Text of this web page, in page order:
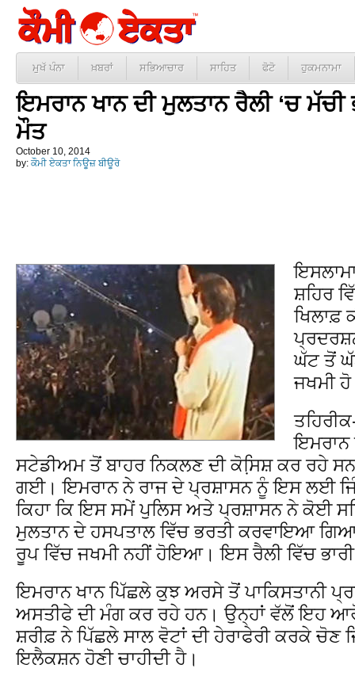
ਮੁਖੱ ਪੰਨਾ ਖ਼ਬਰਾਂ ਸਭਿਆਚਾਰ ਸਾਹਿਤ ਫੋਟੋ ਹੁਕਮਨਾਮਾ
ਇਮਰਾਨ ਖਾਨ ਦੀ ਮੁਲਤਾਨ ਰੈਲੀ ‘ਚ
ਮੌਤ
October 10, 2014
by: ਕੌਮੀ ਏਕਤਾ ਨਿਊਜ਼ ਬੀਊਰੋ
ਸ਼ਹਿਰ
ਖਿਲਾਫ਼
ਘੱਟ ਤੋਂ
ਜਖਮੀ
ਇਮਰਾਨ
ਸਟੇਡੀਅਮ ਤੋਂ ਬਾਹਰ ਨਿਕਲਣ ਦੀ ਕੋਸਿ਼ਸ਼ ਕਰ ਰਹੇ
ਗਈ। ਇਮਰਾਨ ਨੇ ਰਾਜ ਦੇ ਪ੍ਰਸ਼ਾਸਨ ਨੂੰ ਇਸ ਲਈ
ਕਿਹਾ ਕਿ ਇਸ ਸਮੇਂ ਪੁਲਿਸ ਅਤੇ ਪ੍ਰਸ਼ਾਸਨ ਨੇ ਕੋਈ
ਮੁਲਤਾਨ ਦੇ ਹਸਪਤਾਲ ਵਿੱਚ ਭਰਤੀ ਕਰਵਾਇਆ
ਰੂਪ ਵਿੱਚ ਜਖਮੀ ਨਹੀਂ ਹੋਇਆ। ਇਸ ਰੈਲੀ ਵਿੱਚ
ਇਮਰਾਨ ਖਾਨ ਪਿੱਛਲੇ ਕੁਝ ਅਰਸੇ ਤੋਂ ਪਾਕਿਸਤਾਨੀ
ਅਸਤੀਫੇ ਦੀ ਮੰਗ ਕਰ ਰਹੇ ਹਨ। ਉਨ੍ਹਾਂ ਵੱਲੋਂ ਇਹ
ਸ਼ਰੀਫ਼ ਨੇ ਪਿੱਛਲੇ ਸਾਲ ਵੋਟਾਂ ਦੀ ਹੇਰਾਫੇਰੀ ਕਰਕੇ ਚੋਣ
ਇਲੈਕਸ਼ਨ ਹੋਣੀ ਚਾਹੀਦੀ ਹੈ।